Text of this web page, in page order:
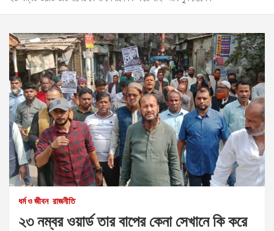
ধর্ম ও জীবন রাজনীতি
‎২৩ নম্বর ওয়ার্ড তার বাপের কেনা সেখানে কি করে